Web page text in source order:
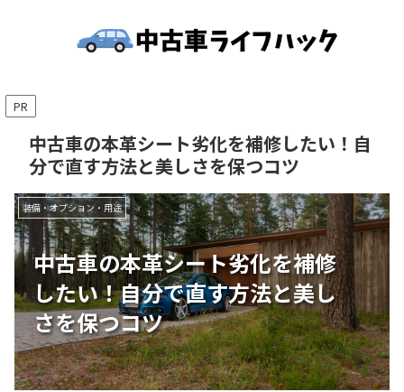
PR
中古車の本革シート劣化を補修したい！自
分で直す方法と美しさを保つコツ
中古車の本革シート劣化を補修
したい！自分で直す方法と美し
さを保つコツ
装備・オプション・用途